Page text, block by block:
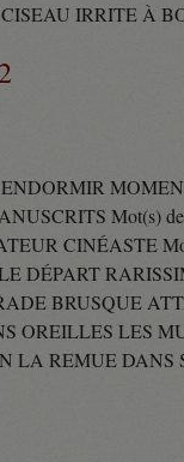
CISEAU IRRITE À
ENDORMIR
Mot(s) de
CINÉASTE
DÉPART
BRUSQUE
OREILLES LES
LA REMUE DANS